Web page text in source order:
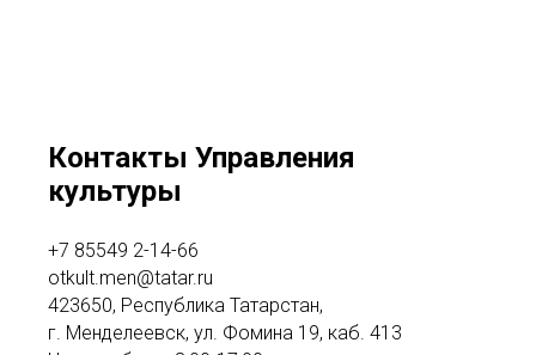
Контакты Управления
культуры
+7 85549 2-14-66
otkult.men@tatar.ru
423650, Республика Татарстан,
г. Менделеевск, ул. Фомина 19, каб. 413